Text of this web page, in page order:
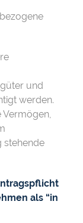
und
werden.
Vermögen,
stehende
als “in